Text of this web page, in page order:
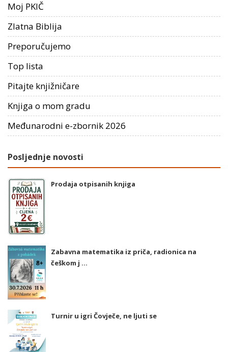
Moj PKIČ
Zlatna Biblija
Preporučujemo
Top lista
Pitajte knjižničare
Knjiga o mom gradu
Međunarodni e-zbornik 2026
Posljednje novosti
Prodaja otpisanih knjiga
Zabavna matematika iz priča, radionica na
češkom j ...
Turnir u igri Čovječe, ne ljuti se